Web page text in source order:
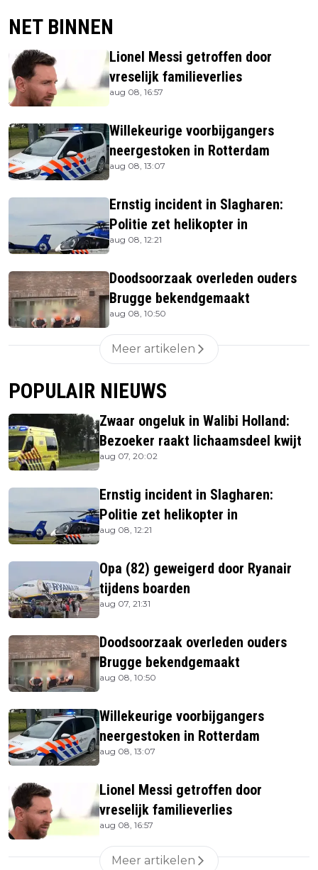
NET BINNEN
Lionel Messi getroffen door
vreselijk familieverlies
aug 08, 16:57
Willekeurige voorbijgangers
neergestoken in Rotterdam
aug 08, 13:07
Ernstig incident in Slagharen:
Politie zet helikopter in
aug 08, 12:21
Doodsoorzaak overleden ouders
Brugge bekendgemaakt
aug 08, 10:50
Meer artikelen
POPULAIR NIEUWS
Zwaar ongeluk in Walibi Holland:
Bezoeker raakt lichaamsdeel kwijt
aug 07, 20:02
Ernstig incident in Slagharen:
Politie zet helikopter in
aug 08, 12:21
Opa (82) geweigerd door Ryanair
tijdens boarden
aug 07, 21:31
Doodsoorzaak overleden ouders
Brugge bekendgemaakt
aug 08, 10:50
Willekeurige voorbijgangers
neergestoken in Rotterdam
aug 08, 13:07
Lionel Messi getroffen door
vreselijk familieverlies
aug 08, 16:57
Meer artikelen